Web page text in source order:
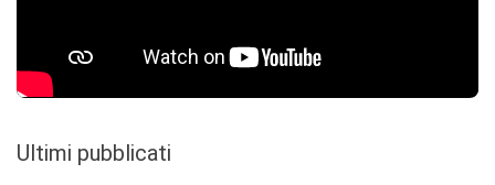
Ultimi pubblicati